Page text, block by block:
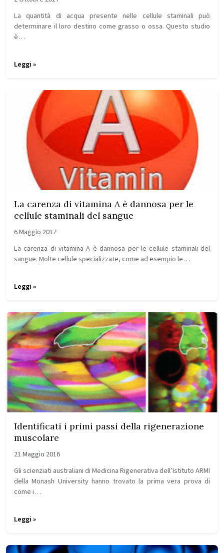
La quantità di acqua presente nelle cellule staminali può
determinare il loro destino come grasso o ossa. Questo studio
è…
Leggi »
La carenza di vitamina A è dannosa per le
cellule staminali del sangue
6 Maggio 2017
La carenza di vitamina A è dannosa per le cellule staminali del
sangue. Molte cellule specializzate, come ad esempio le…
Leggi »
Identificati i primi passi della rigenerazione
muscolare
21 Maggio 2016
Gli scienziati australiani di Medicina Rigenerativa dell’Istituto ARMI
della Monash University hanno trovato la prima vera prova di
come i…
Leggi »